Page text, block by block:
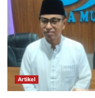
Artikel